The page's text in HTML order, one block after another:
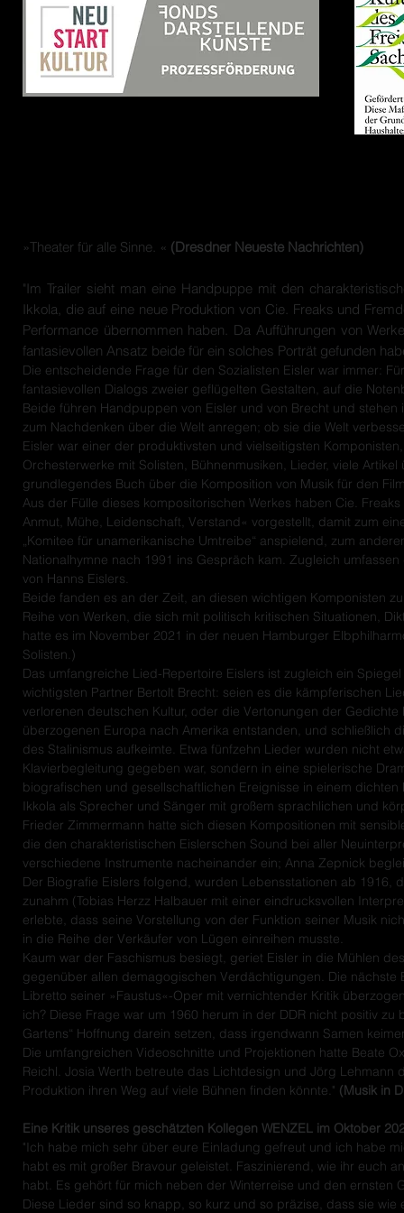
»Theater für alle Sinne. « (Dresdner Neueste Nachrichten)
"Im Trailer sieht man eine Handpuppe mit den
Ikkola, die auf eine neue Produktion von Cie. Freaks und
Performance übernommen haben. Da Aufführungen von
fantasievollen Ansatz beide für ein solches Porträt gefunden
Die entscheidende Frage für den Sozialisten Eisler war immer:
fantasievollen Dialogs zweier geflügelten Gestalten, auf die
Beide führen Handpuppen von Eisler und von Brecht und
zum Nachdenken über die Welt anregen; ob sie die Welt
Eisler war einer der produktivsten und vielseitigsten
Orchesterwerke mit Solisten, Bühnenmusiken, Lieder, viele
grundlegendes Buch über die Komposition von Musik für den
Aus der Fülle dieses kompositorischen Werkes haben Cie.
Anmut, Mühe, Leidenschaft, Verstand« vorgestellt, damit zum
„Komitee für unamerikanische Umtreibe“ anspielend, zum
Nationalhymne nach 1991 ins Gespräch kam. Zugleich
von Hanns Eislers.
Beide fanden es an der Zeit, an diesen wichtigen Komponisten
Reihe von Werken, die sich mit politisch kritischen Situationen,
hatte es im November 2021 in der neuen Hamburger
Solisten.)
Das umfangreiche Lied-Repertoire Eislers ist zugleich ein
wichtigsten Partner Bertolt Brecht: seien es die kämpferischen
verlorenen deutschen Kultur, oder die Vertonungen der
überzogenen Europa nach Amerika entstanden, und schließlich
des Stalinismus aufkeimte. Etwa fünfzehn Lieder wurden nicht
Klavierbegleitung gegeben war, sondern in eine spielerische
biografischen und gesellschaftlichen Ereignisse in einem
Ikkola als Sprecher und Sänger mit großem sprachlichen und
Frieder Zimmermann hatte sich diesen Kompositionen mit
die den charakteristischen Eislerschen Sound bei aller
verschiedene Instrumente nacheinander ein; Anna Zepnick
Der Biografie Eislers folgend, wurden Lebensstationen ab
zunahm (Tobias Herzz Halbauer mit einer eindrucksvollen
erlebte, dass seine Vorstellung von der Funktion seiner Musik
in die Reihe der Verkäufer von Lügen einreihen musste.
Kaum war der Faschismus besiegt, geriet Eisler in die Mühlen
gegenüber allen demagogischen Verdächtigungen. Die
Libretto seiner »Faustus«-Oper mit vernichtender Kritik
ich? Diese Frage war um 1960 herum in der DDR nicht positiv
Gartens“ Hoffnung darein setzen, dass irgendwann Samen
Die umfangreichen Videoschnitte und Projektionen hatte Beate
Reichl. Josia Werth betreute das Lichtdesign und Jörg
Produktion ihren Weg auf viele Bühnen finden könnte." (Musik in
Eine Kritik unseres geschätzten Kollegen WENZEL im Oktober
"Ich habe mich sehr über eure Einladung gefreut und ich habe
habt es mit großer Bravour geleistet. Faszinierend, wie ihr euch
habt. Es gehört für mich neben der Winterreise und den
Diese Lieder sind so knapp, so kurz und so präzise, dass sie